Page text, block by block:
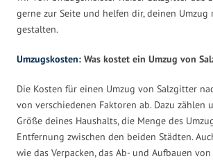
gerne zur Seite und helfen dir, deinen Umzug
gestalten.
Umzugskosten: Was kostet ein Umzug von
Die Kosten für einen Umzug von Salzgitter
von verschiedenen Faktoren ab. Dazu zählen
Größe deines Haushalts, die Menge des
Entfernung zwischen den beiden Städten.
wie das Verpacken, das Ab- und Aufbauen